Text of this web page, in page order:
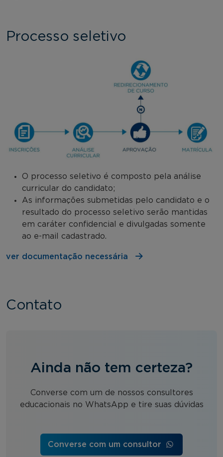
Processo seletivo
O processo seletivo é composto pela análise
curricular do candidato;
As informações submetidas pelo candidato e o
resultado do processo seletivo serão mantidas
em caráter confidencial e divulgadas somente
ao e-mail cadastrado.
ver documentação necessária
Contato
Ainda não tem certeza?
Converse com um de nossos consultores
educacionais no WhatsApp e tire suas dúvidas
Converse com um consultor